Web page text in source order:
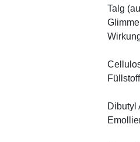
Talg
Dibutyl